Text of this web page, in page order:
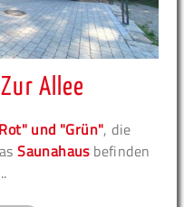
Allee
und "Grün", die
Saunahausbefinden